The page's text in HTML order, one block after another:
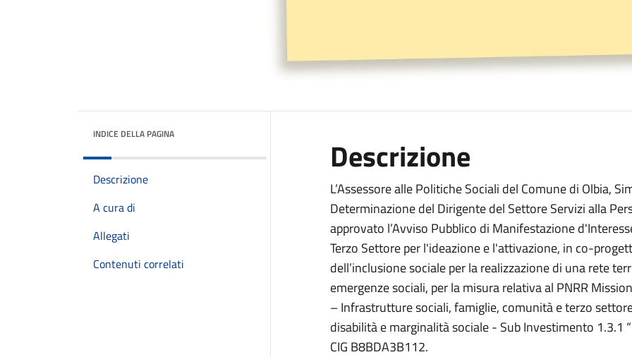
INDICE DELLA PAGINA
Descrizione
A cura di
Allegati
Contenuti correlati
Descrizione
L’Assessore alle Politiche Sociali del Comune di Olbia,
Determinazione del Dirigente del Settore Servizi alla
approvato l’Avviso Pubblico di Manifestazione
Terzo Settore per l'ideazione e l'attivazione, in co-
dell’inclusione sociale per la realizzazione di una rete
emergenze sociali, per la misura relativa al PNRR
– Infrastrutture sociali, famiglie, comunità e terzo
disabilità e marginalità sociale - Sub Investimento 1.3.1
CIG B8BDA3B112.